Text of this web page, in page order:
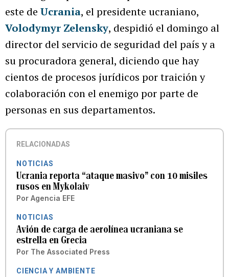
este de Ucrania, el presidente ucraniano,
Volodymyr Zelensky, despidió el domingo al
director del servicio de seguridad del país y a
su procuradora general, diciendo que hay
cientos de procesos jurídicos por traición y
colaboración con el enemigo por parte de
personas en sus departamentos.
RELACIONADAS
NOTICIAS
Ucrania reporta “ataque masivo” con 10 misiles
rusos en Mykolaiv
Por Agencia EFE
NOTICIAS
Avión de carga de aerolínea ucraniana se
estrella en Grecia
Por The Associated Press
CIENCIA Y AMBIENTE